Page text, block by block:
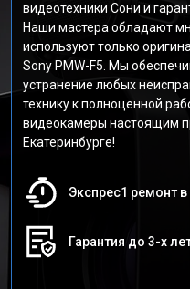
видеотехники Сони и
Наши мастера обладают
используют только
Sony PMW-F5. Мы
устранение любых
технику к полноценной
видеокамеры настоящим
Екатеринбурге!
Экспрес1 ремонт
Гарантия до 3-х